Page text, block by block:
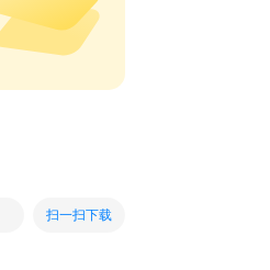
扫一扫下载